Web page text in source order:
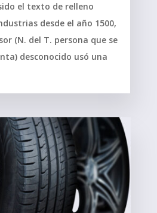
el texto de relleno
desde el año 1500,
(N. del T. persona que se
desconocido usó una